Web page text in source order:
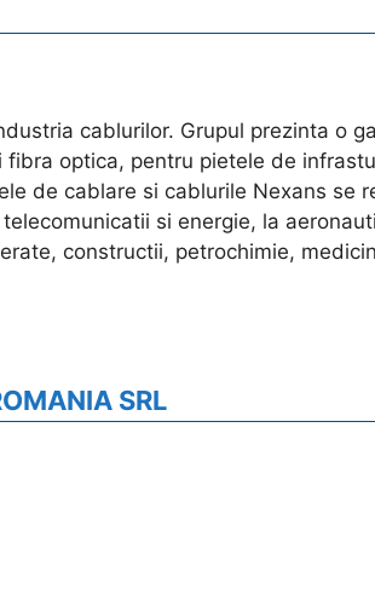
cablurilor. Grupul prezinta o
optica, pentru pietele de
de cablare si cablurile Nexans se
si energie, la
constructii, petrochimie,
SRL